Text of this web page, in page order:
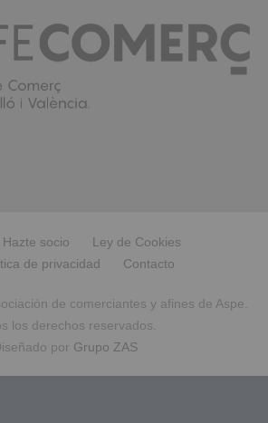
Hazte socio
Ley de Cookies
de privacidad
Contacto
de comerciantes y afines de Aspe.
los derechos reservados.
por Grupo ZAS